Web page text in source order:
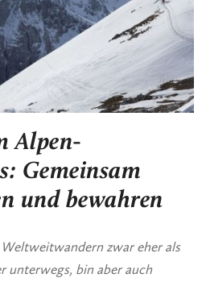
Alpen-
Gemeinsam
und bewahren
zwar eher als
unterwegs, bin aber auch